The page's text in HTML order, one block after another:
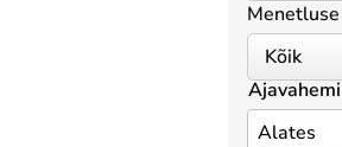
Alates